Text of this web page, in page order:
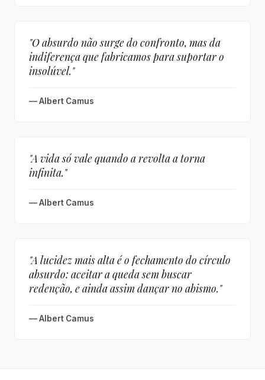
"O absurdo não surge do confronto, mas da
indiferença que fabricamos para suportar o
insolúvel."
— Albert Camus
"A vida só vale quando a revolta a torna
infinita."
— Albert Camus
"A lucidez mais alta é o fechamento do círculo
absurdo: aceitar a queda sem buscar
redenção, e ainda assim dançar no abismo."
— Albert Camus